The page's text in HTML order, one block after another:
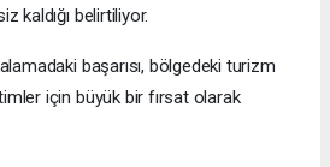
kaldığı belirtiliyor.
başarısı, bölgedeki turizm
için büyük bir fırsat olarak